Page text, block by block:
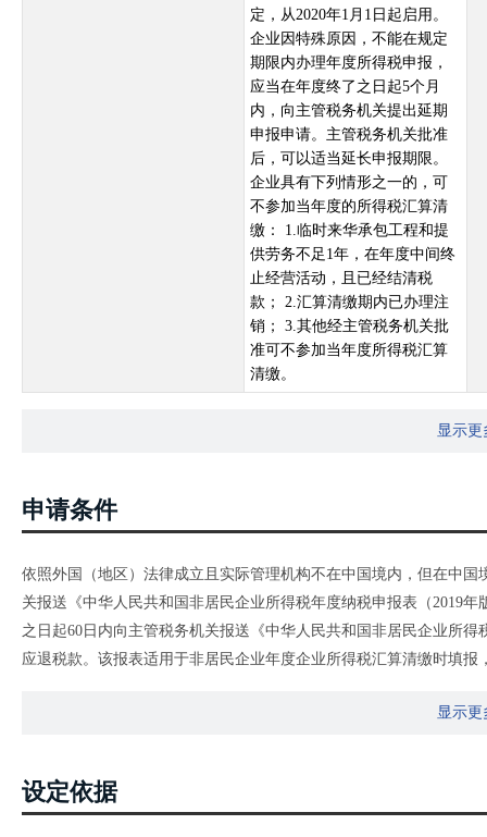
定，从2020年1月1日起启用。
企业因特殊原因，不能在规定
期限内办理年度所得税申报，
应当在年度终了之日起5个月
内，向主管税务机关提出延期
申报申请。主管税务机关批准
后，可以适当延长申报期限。
企业具有下列情形之一的，可
不参加当年度的所得税汇算清
缴： 1.临时来华承包工程和提
供劳务不足1年，在年度中间终
止经营活动，且已经结清税
款； 2.汇算清缴期内已办理注
销； 3.其他经主管税务机关批
准可不参加当年度所得税汇算
清缴。
显示更
申请条件
依照外国（地区）法律成立且实际管理机构不在中国境内，但在中
关报送《中华人民共和国非居民企业所得税年度纳税申报表（2019
之日起60日内向主管税务机关报送《中华人民共和国非居民企业所
应退税款。该报表适用于非居民企业年度企业所得税汇算清缴时填
公告2019年第12号）规定自2018年度或2019年度起汇总纳税的，本
纳税申报表（适用于核定征收企业）（不构成常设机构和国际运输
显示更
设定依据